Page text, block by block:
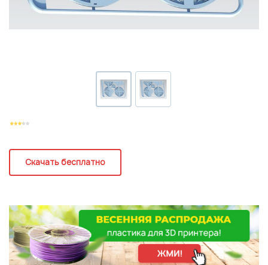
Скачать бесплатно
Доступ в закрытый клуб
ВОЙТИ ЧЕРЕЗ GOOGLE